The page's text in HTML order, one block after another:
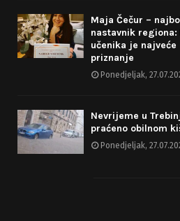
Maja Čečur –
nastavnik regiona:
učenika je najveće
priznanje
Ponedjeljak,
Nevrijeme u
praćeno obilnom
Ponedjeljak,